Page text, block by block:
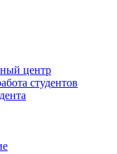
центр
студентов